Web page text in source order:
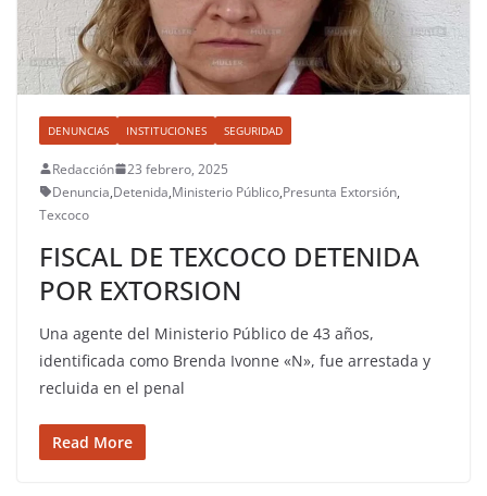
DENUNCIAS INSTITUCIONES SEGURIDAD
Redacción
23 febrero, 2025
Denuncia,Detenida,Ministerio Público,Presunta Extorsión,
Texcoco
FISCAL DE TEXCOCO DETENIDA
POR EXTORSION
Una agente del Ministerio Público de 43 años,
identificada como Brenda Ivonne «N», fue arrestada y
recluida en el penal
Read More